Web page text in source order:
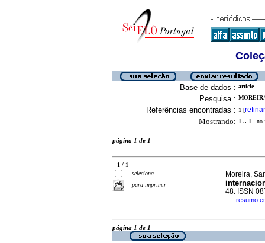
Base de dados : article
Pesquisa :
Referências encontradas : 1 [refinar
Mostrando: 1 .. 1 no
página 1 de 1
1 / 1
seleciona
para imprimir
Moreira,
48. ISSN
· resumo
página 1 de 1